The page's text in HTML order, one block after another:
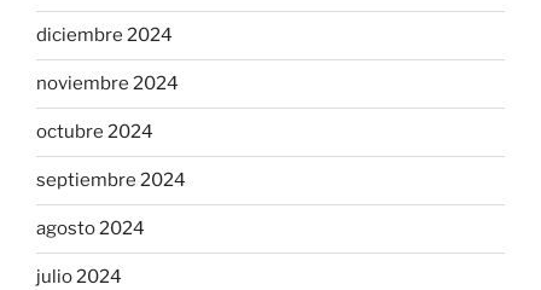
diciembre 2024
noviembre 2024
octubre 2024
septiembre 2024
agosto 2024
julio 2024